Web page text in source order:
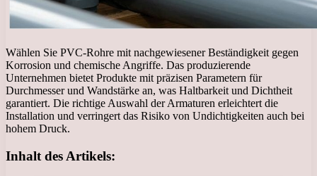
Wählen Sie PVC-Rohre mit nachgewiesener Beständigkeit gegen
Korrosion und chemische Angriffe. Das produzierende
Unternehmen bietet Produkte mit präzisen Parametern für
Durchmesser und Wandstärke an, was Haltbarkeit und Dichtheit
garantiert. Die richtige Auswahl der Armaturen erleichtert die
Installation und verringert das Risiko von Undichtigkeiten auch bei
hohem Druck.
Inhalt des Artikels: